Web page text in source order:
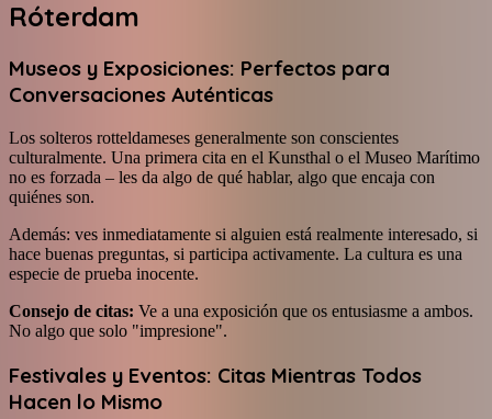
Róterdam
Museos y Exposiciones: Perfectos para
Conversaciones Auténticas
Los solteros rotteldameses generalmente son conscientes
culturalmente. Una primera cita en el Kunsthal o el Museo Marítimo
no es forzada – les da algo de qué hablar, algo que encaja con
quiénes son.
Además: ves inmediatamente si alguien está realmente interesado, si
hace buenas preguntas, si participa activamente. La cultura es una
especie de prueba inocente.
Consejo de citas: Ve a una exposición que os entusiasme a ambos.
No algo que solo "impresione".
Festivales y Eventos: Citas Mientras Todos
Hacen lo Mismo